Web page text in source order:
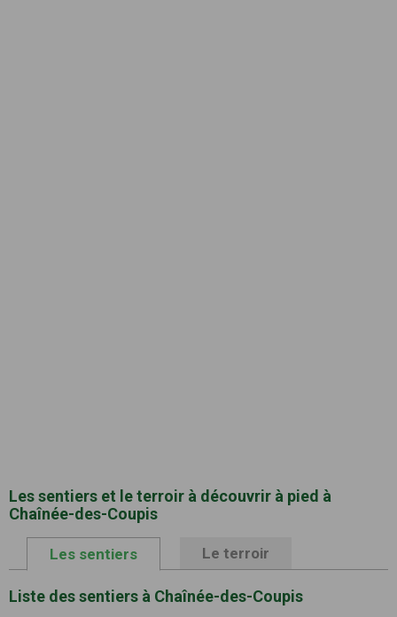
Les sentiers et le terroir à découvrir à pied à
Chaînée-des-Coupis
Les sentiers Le terroir
Liste des sentiers à Chaînée-des-Coupis